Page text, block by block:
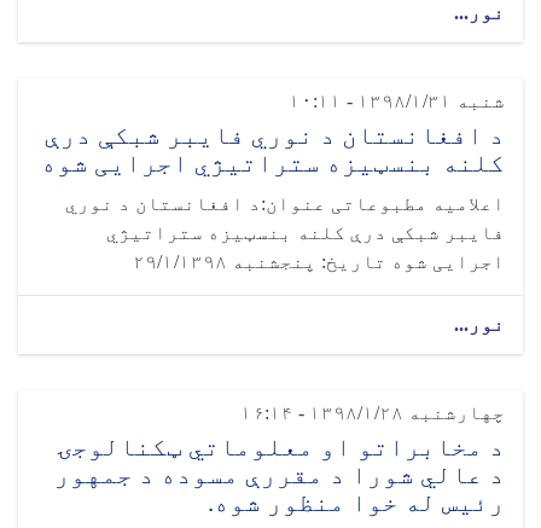
نور...
شنبه ۱۳۹۸/۱/۳۱ - ۱۰:۱۱
د افغانستان د نوري فایبر شبکې درې
کلنه بنسټيزه ستراتیژي اجرایی شوه
اعلامیه مطبوعاتی عنوان:د افغانستان د نوري
فایبر شبکې درې کلنه بنسټيزه ستراتیژي
اجرایی شوه تاریخ: پنجشنبه ۲۹/۱/۱۳۹۸
نور...
چهارشنبه ۱۳۹۸/۱/۲۸ - ۱۶:۱۴
د مخابراتو او معلوماتي ټکنالوجۍ
د عالي شورا د مقررې مسوده د جمهور
رئیس له خوا منظور شوه.